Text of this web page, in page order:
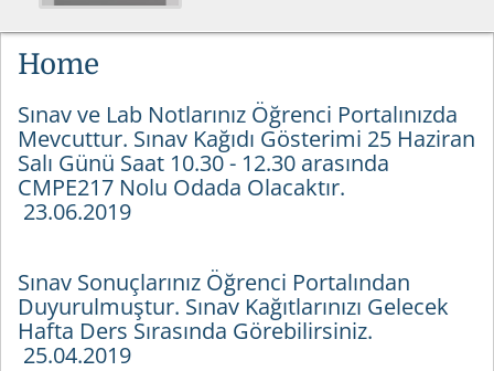
Home
Sınav ve Lab Notlarınız Öğrenci Portalınızda
Mevcuttur. Sınav Kağıdı Gösterimi 25 Haziran
Salı Günü Saat 10.30 - 12.30 arasında
CMPE217 Nolu Odada Olacaktır.
23.06.2019
Sınav Sonuçlarınız Öğrenci Portalından
Duyurulmuştur. Sınav Kağıtlarınızı Gelecek
Hafta Ders Sırasında Görebilirsiniz.
25.04.2019